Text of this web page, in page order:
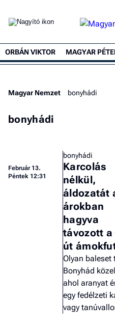
ORBÁN VIKTOR MAGYAR
Magyar Nemzet bonyhádi
bonyhádi
Február 13.
Péntek 12:31
bonyhádi
Karcolás
nélkül,
áldozatát
árokban
hagyva
távozott a
út
Olyan baleset
Bonyhád
ahol aranyat
egy fedélzeti
vagy